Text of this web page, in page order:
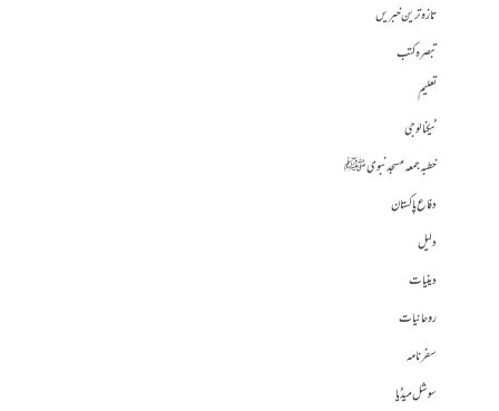
تازہ ترین خبریں
تبصرہ کتب
تعلیم
ٹیکنالوجی
خطبہ جمعہ مسجد نبوی ﷺ
دفاع پاکستان
دلیل
دینیات
روحانیات
سفرنامہ
سوشل میڈیا